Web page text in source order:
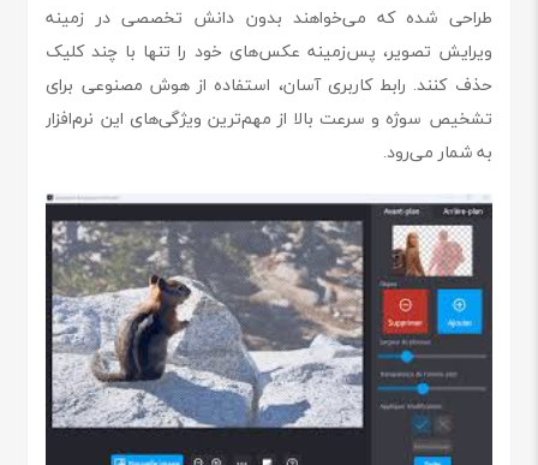
طراحی شده که می‌خواهند بدون دانش تخصصی در زمینه
ویرایش تصویر، پس‌زمینه عکس‌های خود را تنها با چند کلیک
حذف کنند. رابط کاربری آسان، استفاده از هوش مصنوعی برای
تشخیص سوژه و سرعت بالا از مهم‌ترین ویژگی‌های این نرم‌افزار
به شمار می‌رود.